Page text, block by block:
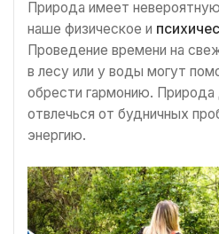
Природа имеет
наше физическое и
Проведение времени на
в лесу или у воды могут
обрести гармонию.
отвлечься от будничных
энергию.